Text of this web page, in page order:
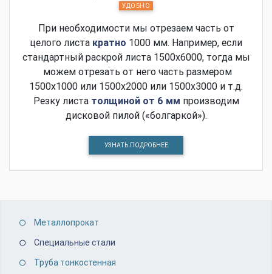
УДОБНО
При необходимости мы отрезаем часть от
целого листа кратно 1000 мм. Например, если
стандартный раскрой листа 1500х6000, тогда мы
можем отрезать от него часть размером
1500х1000 или 1500х2000 или 1500х3000 и т.д.
Резку листа толщиной от 6 мм производим
дисковой пилой («болгаркой»).
УЗНАТЬ ПОДРОБНЕЕ
Металлопрокат
Специальные стали
Труба тонкостенная